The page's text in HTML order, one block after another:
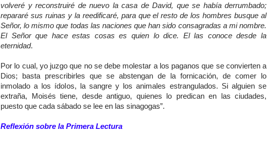
volveré y reconstruiré de nuevo la casa de David, que se había derrumbado;
repararé sus ruinas y la reedificaré, para que el resto de los hombres busque al
Señor, lo mismo que todas las naciones que han sido consagradas a mi nombre.
El Señor que hace estas cosas es quien lo dice. El las conoce desde la
eternidad.
Por lo cual, yo juzgo que no se debe molestar a los paganos que se convierten a
Dios; basta prescribirles que se abstengan de la fornicación, de comer lo
inmolado a los ídolos, la sangre y los animales estrangulados. Si alguien se
extraña, Moisés tiene, desde antiguo, quienes lo predican en las ciudades,
puesto que cada sábado se lee en las sinagogas”.
Reflexión sobre la Primera Lectura